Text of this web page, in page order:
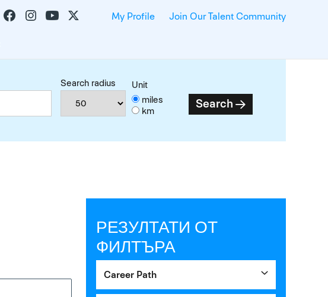
My Profile Join Our Talent Community
Search radius
Unit
miles
km
Search
РЕЗУЛТАТИ ОТ
ФИЛТЪРА
Career Path